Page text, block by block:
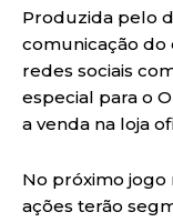
Produzida pelo
comunicação do
redes sociais
especial para o
a venda na loja
No próximo jogo
ações terão